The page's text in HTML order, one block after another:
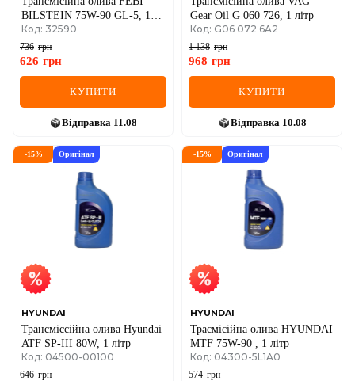
BILSTEIN 75W-90 GL-5, 1
літр
Код: 32590
736 грн
626 грн
КУПИТИ
Відправка 11.08
Gear Oil G 060 726, 1 літр
Код: G06 072 6A2
1 138 грн
968 грн
КУПИТИ
Відправка 10.08
-15% Оригінал
HYUNDAI
Трансміссійна олива Hyundai
ATF SP-III 80W, 1 літр
Код: 04500-00100
646 грн
-15% Оригінал
HYUNDAI
Трасмісійна олива HYUNDAI
MTF 75W-90 , 1 літр
Код: 04300-5L1A0
574 грн